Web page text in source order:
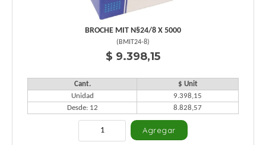
BROCHE MIT N§24/8 X 5000
(BMIT24-8)
$ 9.398,15
Cant.
$ Unit
Unidad
9.398,15
Desde: 12
8.828,57